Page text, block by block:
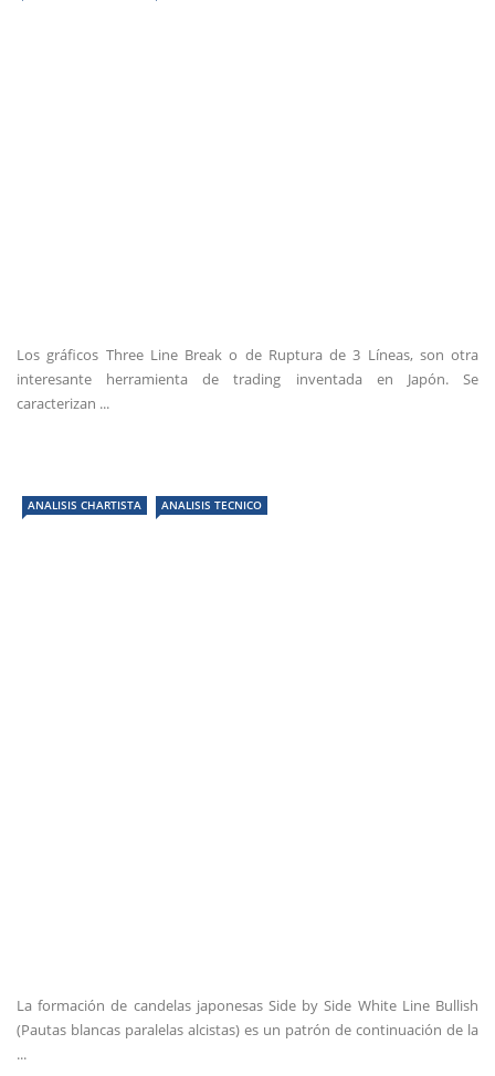
Los gráficos Three Line Break o de Ruptura de 3 Líneas, son otra
interesante herramienta de trading inventada en Japón. Se
caracterizan ...
ANALISIS CHARTISTA ANALISIS TECNICO
La formación de candelas japonesas Side by Side White Line Bullish
(Pautas blancas paralelas alcistas) es un patrón de continuación de la
...